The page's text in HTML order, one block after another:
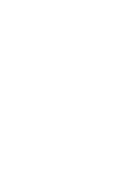
вулиця
APOLLO
APOLLO
майдан Згоди,